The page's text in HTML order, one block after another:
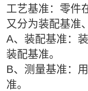
工艺基准：零件
又分为装配基准
A、装配基准：
装配基准。
B、测量基准：
准。